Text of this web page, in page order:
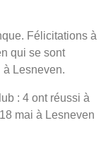
Félicitations à
qui se sont
Lesneven.
: 4 ont réussi à
mai à Lesneven